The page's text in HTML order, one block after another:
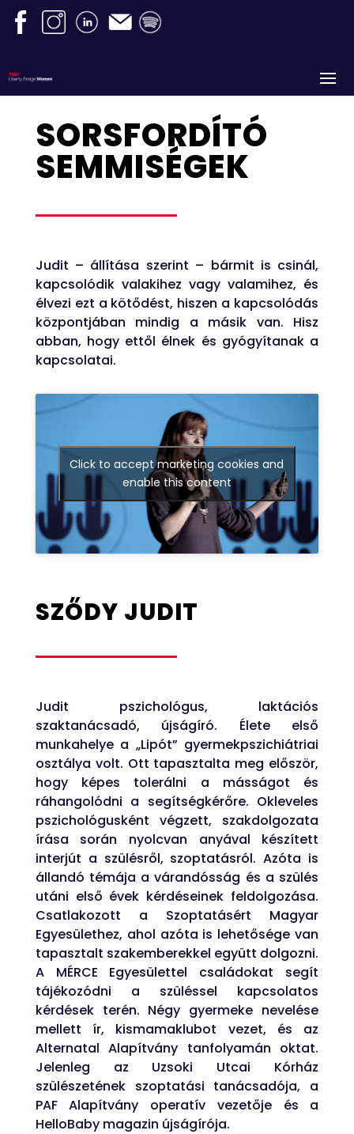
SORSFORDÍTÓ
SEMMISÉGEK
Judit – állítása szerint – bármit is csinál,
kapcsolódik valakihez vagy valamihez, és
élvezi ezt a kötődést, hiszen a kapcsolódás
központjában mindig a másik van. Hisz
abban, hogy ettől élnek és gyógyítanak a
kapcsolatai.
Click to accept marketing cookies and
enable this content
SZŐDY JUDIT
Judit pszichológus, laktációs
szaktanácsadó, újságíró. Élete első
munkahelye a „Lipót” gyermekpszichiátriai
osztálya volt. Ott tapasztalta meg először,
hogy képes tolerálni a másságot és
ráhangolódni a segítségkérőre. Okleveles
pszichológusként végzett, szakdolgozata
írása során nyolcvan anyával készített
interjút a szülésről, szoptatásról. Azóta is
állandó témája a várandósság és a szülés
utáni első évek kérdéseinek feldolgozása.
Csatlakozott a Szoptatásért Magyar
Egyesülethez, ahol azóta is lehetősége van
tapasztalt szakemberekkel együtt dolgozni.
A MÉRCE Egyesülettel családokat segít
tájékozódni a szüléssel kapcsolatos
kérdések terén. Négy gyermeke nevelése
mellett ír, kismamaklubot vezet, és az
Alternatal Alapítvány tanfolyamán oktat.
Jelenleg az Uzsoki Utcai Kórház
szülészetének szoptatási tanácsadója, a
PAF Alapítvány operatív vezetője és a
HelloBaby magazin újságírója.